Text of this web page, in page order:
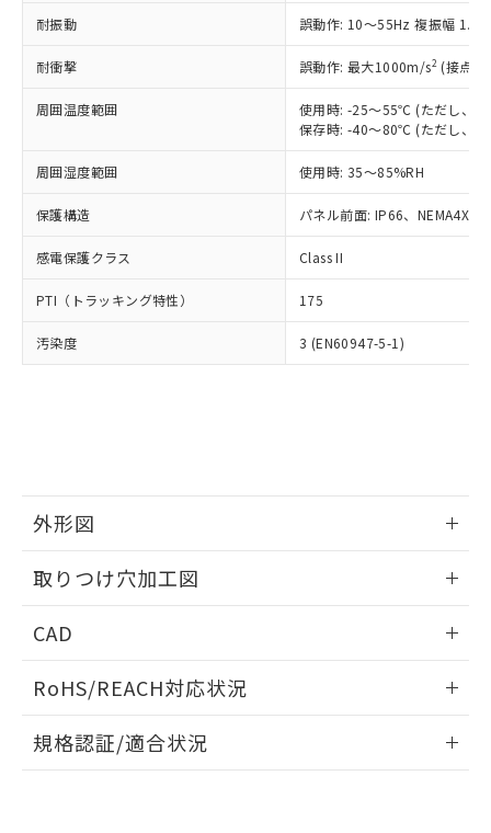
耐振動 誤動作: 10～55Hz 複振幅
耐衝撃 誤動作: 最大1000m/s2 (接点
周囲温度範囲
使用時: -25～55℃ (ただし、氷
保存時: -40～80℃ (ただし、氷
周囲湿度範囲 使用時: 35～85%RH
保護構造 パネル前面: IP66、NEMA4X,
感電保護クラス Class II
PTI（トラッキング特性） 175
汚染度 3 (EN60947-5-1)
外形図
取りつけ穴加工図
CAD
ドすることができます。
ログイン/会員登録
RoHS/REACH対応状況
EU RoHS 注意事項・凡例
規格認証/適合状況
正式な納期状況および標準価格はお客
様のお取引先、またはお客様担当のオ
ムロン制御機器販売店・当社販売員に
オムロン制御機器販売店や当社販売拠
販売ネットワーク
」をご確認
在庫状況および標準価格結果を当社の
示しないようお願いします。
マイパーツ機能（部品リスト作成サー
ビス）をご利用いただくには、I-Web
メンバーズにご登録されている必要が
お客様が当ウェブサイト上で当社にご
登録された部品リストについて、当社
の共同利用に関して"
の「1.共同利
指します。
ルベンジル（BBP） 1000ppm以下、フタル酸ジブチル
（DBP） 1000ppm以下、フタル酸ジイソブチル
但し、RoHS指令で産業用監視および制御機器に対する
フタル酸エステル類の４物質については閾値を超える意
図的な使用がないことを確認しています。
部品在庫の切り替え状況などにより、予定
月が前後することがあります。
※3 非含有証明書ダウンロード
51物質の非含有証明書（当社基準）
※本証明書は発行日時点で非含有を証明す
るもので、過去に遡って非含有を証明する
また、RoHS指令のフタル酸エステル類４
物質の対応では、対応完了までの期間は出
既に当社にて対応品への在庫切替を完了
していることから、特段のことがない限
り、2022年1月12日より割愛しておりま
す。
DBP(フタル酸ジブチル) : 1000ppm、 DIBP(フタル酸ジ
イソブチル) : 1000ppm、 BBP(フタル酸ブチルベンジ
「ｅ」：有害物質（10物質）のすべてが基
準値以下であることを示します。
「10」：通常の使用状況下において有害物
質が外部に漏えいし、環境に深刻な影響を
及ぼさない年数を意味します。
「－」：未確認です。当社販売部門へお問
全に破砕するなど、違法に輸出されな
いよう必要な手段を講じます。
当社は貴社製品を、核兵器、ミサイ
ル、化学兵器、生物兵器またはその他
武器並びにこれらの製造装置等に一切
当社は、貴社製品を第三者に販売する
場合は、上記1、2および3の内容を当
該第三者に通知します。また当社は、
販売先および販売に係わる関係者が違
法に輸出するおそれがある場合は、取
－
在庫なし(最新の在庫状況につ
いては、お客様のお取引先、ま
たはお客様担当のオムロン制御
機器販売店・当社販売員にご確
空
受注生産機種、また在庫状況の
情報を公開していない機種